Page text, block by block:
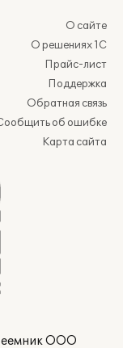
О сайте
О решениях 1С
Прайс-лист
Поддержка
Обратная связь
об ошибке
Карта сайта
ООО